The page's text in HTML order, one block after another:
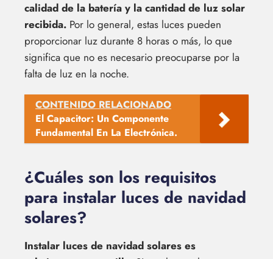
calidad de la batería y la cantidad de luz solar
recibida. Por lo general, estas luces pueden
proporcionar luz durante 8 horas o más, lo que
significa que no es necesario preocuparse por la
falta de luz en la noche.
CONTENIDO RELACIONADO
El Capacitor: Un Componente
Fundamental En La Electrónica.
¿Cuáles son los requisitos
para instalar luces de navidad
solares?
Instalar luces de navidad solares es